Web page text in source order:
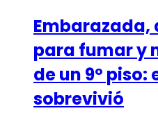
Embarazada,
para fumar y
de un 9º piso:
sobrevivió